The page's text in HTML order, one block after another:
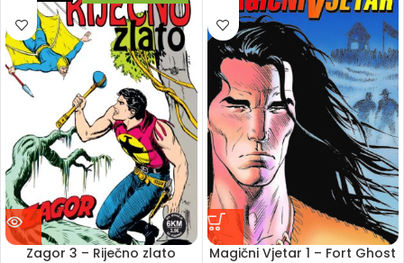
Zagor 3 – Riječno zlato Magični Vjetar 1 – Fort Ghost